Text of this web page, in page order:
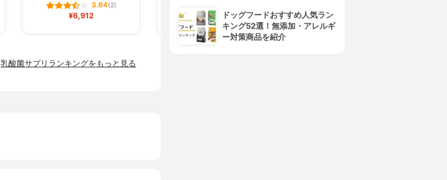
3.64(2)
¥6,912
乳酸菌サプリランキングをもっと見る
ドッグフードおすすめ人気ラン
キング52選！無添加・アレルギ
ー対策商品を紹介